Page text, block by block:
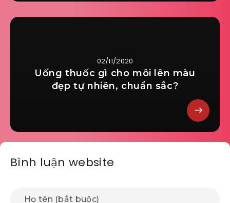
02/11/2020
Uống thuốc gì cho môi lên màu
đẹp tự nhiên, chuẩn sắc?
Bình luận website